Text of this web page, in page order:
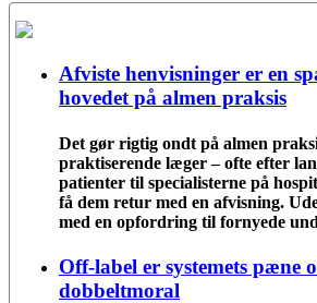
Afviste henvisninger er en
hovedet på almen praksis
Det gør rigtig ondt på almen
praktiserende læger – ofte efter
patienter til specialisterne på
få dem retur med en afvisning.
med en opfordring til fornyede
Off-label er systemets pæne
dobbeltmoral